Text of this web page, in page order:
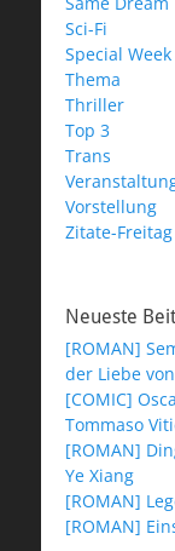
Sci-Fi
Special Week
Thema
Thriller
Top 3
Trans
Vorstellung
Zitate-Freitag
Neueste
[ROMAN]
der Liebe
[COMIC]
Tommaso
[ROMAN]
Ye Xiang
[ROMAN]
[ROMAN]